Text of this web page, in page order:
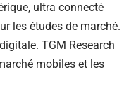
ultra connecté
les études de marché.
TGM Research
mobiles et les